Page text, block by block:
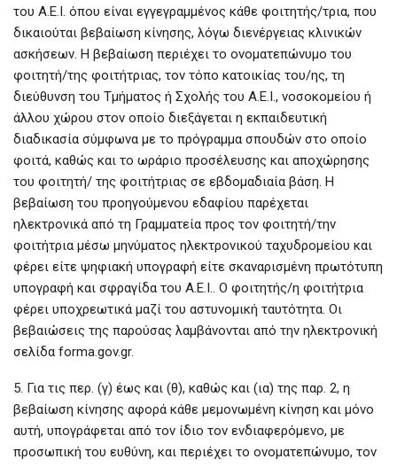
του Α.Ε.Ι. όπου είναι εγγεγραμμένος κάθε φοιτητής/τρια, που
δικαιούται βεβαίωση κίνησης, λόγω διενέργειας κλινικών
ασκήσεων. Η βεβαίωση περιέχει το ονοματεπώνυμο του
φοιτητή/της φοιτήτριας, τον τόπο κατοικίας του/ης, τη
διεύθυνση του Τμήματος ή Σχολής του Α.Ε.Ι., νοσοκομείου ή
άλλου χώρου στον οποίο διεξάγεται η εκπαιδευτική
διαδικασία σύμφωνα με το πρόγραμμα σπουδών στο οποίο
φοιτά, καθώς και το ωράριο προσέλευσης και αποχώρησης
του φοιτητή/ της φοιτήτριας σε εβδομαδιαία βάση. Η
βεβαίωση του προηγούμενου εδαφίου παρέχεται
ηλεκτρονικά από τη Γραμματεία προς τον φοιτητή/την
φοιτήτρια μέσω μηνύματος ηλεκτρονικού ταχυδρομείου και
φέρει είτε ψηφιακή υπογραφή είτε σκαναρισμένη πρωτότυπη
υπογραφή και σφραγίδα του Α.Ε.Ι.. Ο φοιτητής/η φοιτήτρια
φέρει υποχρεωτικά μαζί του αστυνομική ταυτότητα. Οι
βεβαιώσεις της παρούσας λαμβάνονται από την ηλεκτρονική
σελίδα forma.gov.gr.
5. Για τις περ. (γ) έως και (θ), καθώς και (ια) της παρ. 2, η
βεβαίωση κίνησης αφορά κάθε μεμονωμένη κίνηση και μόνο
αυτή, υπογράφεται από τον ίδιο τον ενδιαφερόμενο, με
προσωπική του ευθύνη, και περιέχει το ονοματεπώνυμο, τον